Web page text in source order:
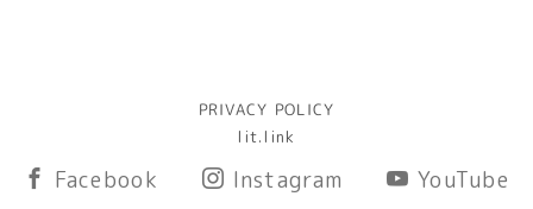
PRIVACY POLICY
lit.link
Facebook Instagram
YouTube